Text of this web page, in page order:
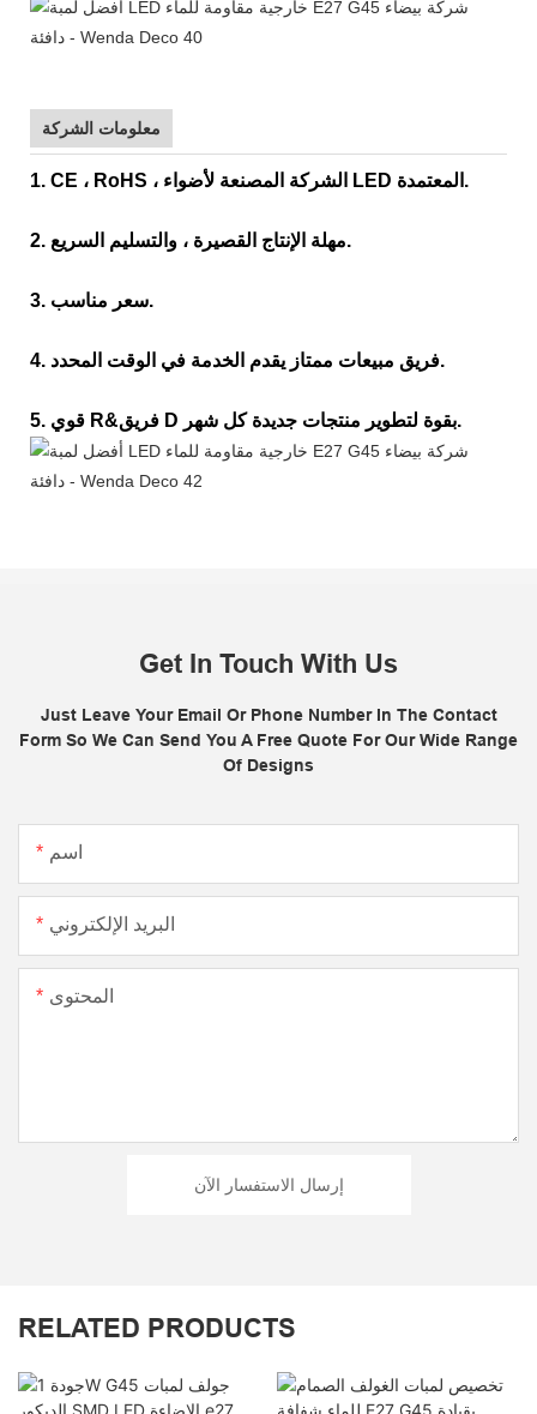
معلومات الشركة
1. CE ، RoHS ، الشركة المصنعة لأضواء LED المعتمدة.
2. مهلة الإنتاج القصيرة ، والتسليم السريع.
3. سعر مناسب.
4. فريق مبيعات ممتاز يقدم الخدمة في الوقت المحدد.
5. قوي R&فريق D بقوة لتطوير منتجات جديدة كل شهر.
Get In Touch With Us
Just Leave Your Email Or Phone Number In The Contact
Form So We Can Send You A Free Quote For Our Wide Range
Of Designs
اسم
البريد الإلكتروني
المحتوى
إرسال الاستفسار الآن
RELATED PRODUCTS